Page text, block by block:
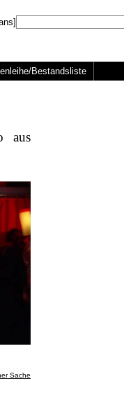
Bestandsliste
aus
Sache